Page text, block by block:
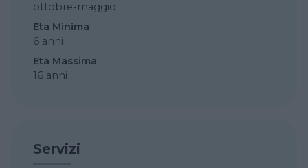
ottobre-maggio
Eta Minima
6 anni
Eta Massima
16 anni
Servizi